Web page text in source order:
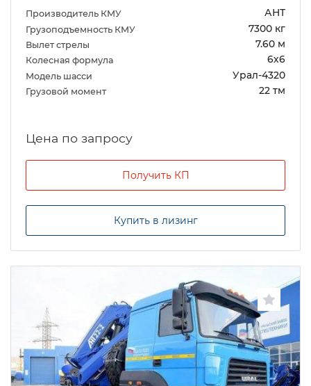
Производитель КМУ АНТ
Грузоподъемность КМУ 7300 кг
Вылет стрелы 7.60 м
Колесная формула 6х6
Модель шасси Урал-4320
Грузовой момент 22 тм
Цена по запросу
Получить КП
Купить в лизинг